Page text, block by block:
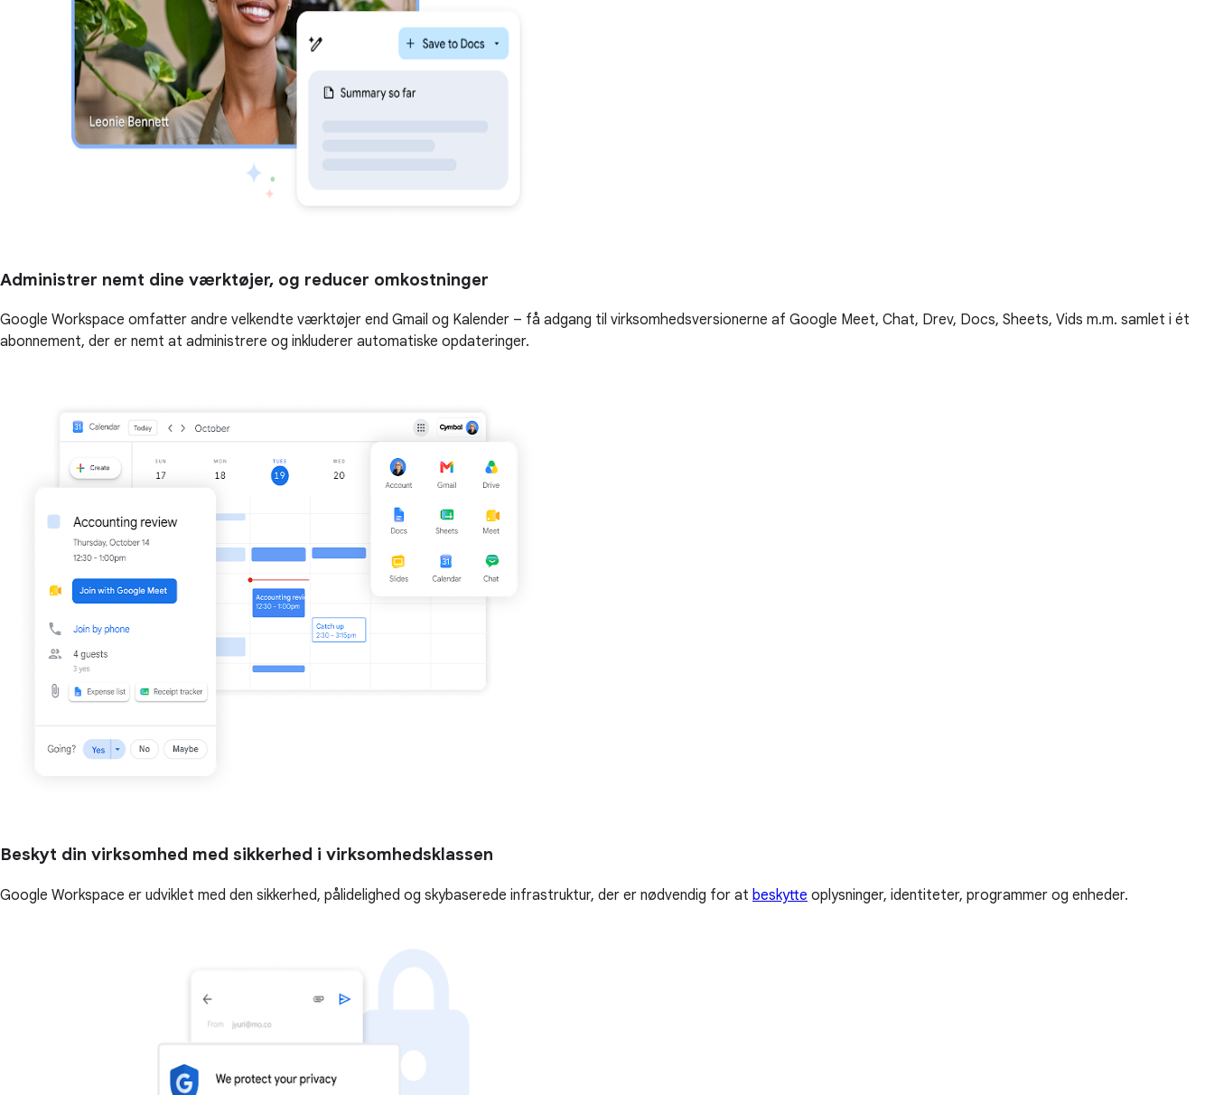
Administrer nemt dine værktøjer, og reducer omkostninger
Google Workspace omfatter andre velkendte værktøjer end Gmail og Kalender – få adgang til virksomhedsversionerne af Google Meet, Chat, Drev, Docs, Sheets, Vids m.m. samlet i ét
abonnement, der er nemt at administrere og inkluderer automatiske opdateringer.
Beskyt din virksomhed med sikkerhed i virksomhedsklassen
Google Workspace er udviklet med den sikkerhed, pålidelighed og skybaserede infrastruktur, der er nødvendig for at beskytte oplysninger, identiteter, programmer og enheder.